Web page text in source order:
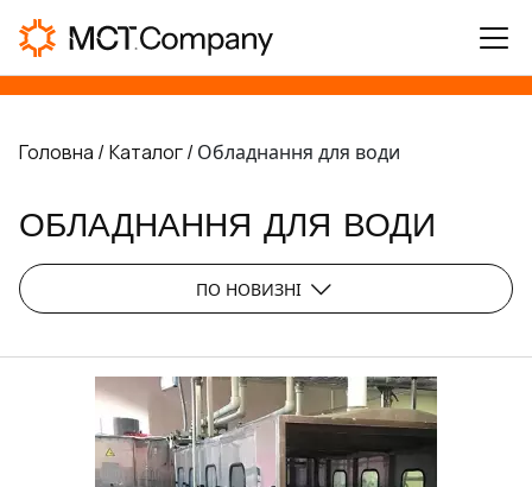
Головна /Каталог /Обладнання для води
ОБЛАДНАННЯ ДЛЯ ВОДИ
ПО НОВИЗНІ